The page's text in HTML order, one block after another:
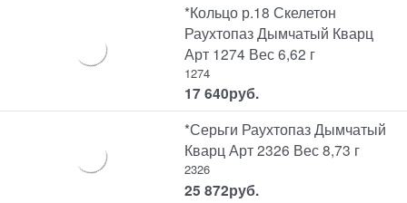
*Кольцо р.18 Скелетон
Раухтопаз Дымчатый Кварц
Арт 1274 Вес 6,62 г
1274
17 640руб.
*Серьги Раухтопаз Дымчатый
Кварц Арт 2326 Вес 8,73 г
2326
25 872руб.